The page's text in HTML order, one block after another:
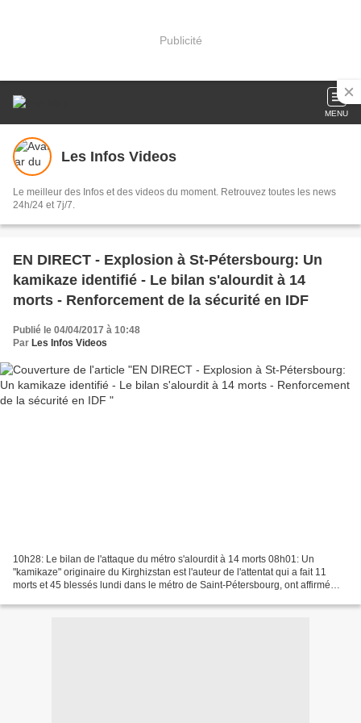
Publicité
MENU
Les Infos Videos
Le meilleur des Infos et des videos du moment. Retrouvez toutes les news
24h/24 et 7j/7.
EN DIRECT - Explosion à St-Pétersbourg: Un
kamikaze identifié - Le bilan s'alourdit à 14
morts - Renforcement de la sécurité en IDF
Publié le 04/04/2017 à 10:48
Par Les Infos Videos
10h28: Le bilan de l'attaque du métro s'alourdit à 14 morts 08h01: Un
"kamikaze" originaire du Kirghizstan est l'auteur de l'attentat qui a fait 11
morts et 45 blessés lundi dans le métro de Saint-Pétersbourg, ont affirmé